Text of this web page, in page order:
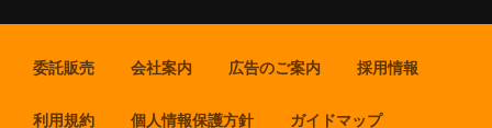
委託販売 会社案内 広告のご案内 採用情報
利用規約 個人情報保護方針 ガイドマップ